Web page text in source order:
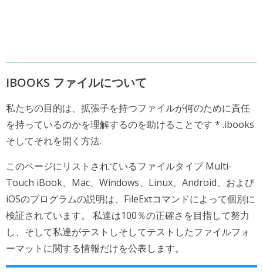
IBOOKS ファイルについて
私たちの目的は、拡張子を持つファイルが何のために責任
を持っているのかを理解するのを助けることです * .ibooks
そしてそれを開く方法.
このページにリストされているファイルタイプ Multi-
Touch iBook、Mac、Windows、Linux、Android、および
iOSのプログラムの説明は、FileExtコマンドによって個別に
検証されています。 私達は100％の正確さを目指して努力
し、そして私達がテストしそしてテストしたファイルフォ
ーマットに関する情報だけを公表します。